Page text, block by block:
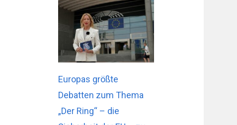
Europas größte
Debatten zum Thema
„Der Ring“ – die